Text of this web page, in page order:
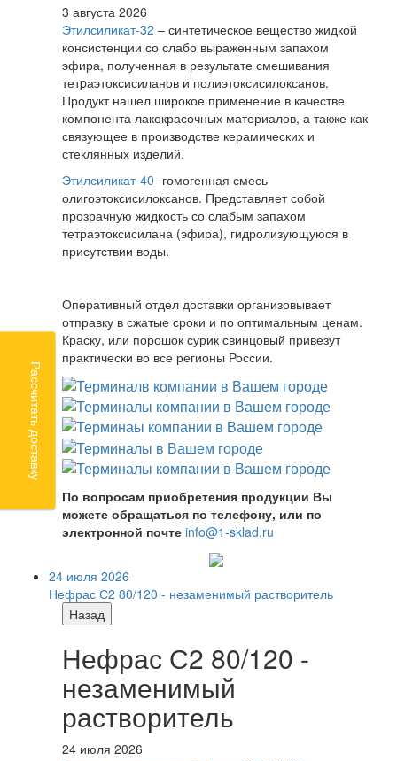
3 августа 2026
Этилсиликат-32 – синтетическое вещество жидкой
консистенции со слабо выраженным запахом
эфира, полученная в результате смешивания
тетpаэтоксисиланов и полиэтоксисилоксанов.
Продукт нашел широкое применение в качестве
компонента лакокрасочных материалов, а также как
связующее в производстве керамических и
стеклянных изделий.
Этилсиликат-40 -гомогенная смесь
олигоэтоксисилоксанов. Представляет собой
прозрачную жидкость со слабым запахом
тетраэтоксисилана (эфира), гидролизующуюся в
присутствии воды.
Оперативный отдел доставки организовывает
отправку в сжатые сроки и по оптимальным ценам.
Краску, или порошок сурик свинцовый привезут
практически во все регионы России.
По вопросам приобретения продукции Вы
можете обращаться по телефону, или по
электронной почте info@1-sklad.ru
24 июля 2026
Нефрас С2 80/120 - незаменимый растворитель
Назад
Нефрас С2 80/120 -
незаменимый
растворитель
24 июля 2026
Рассчитать доставку